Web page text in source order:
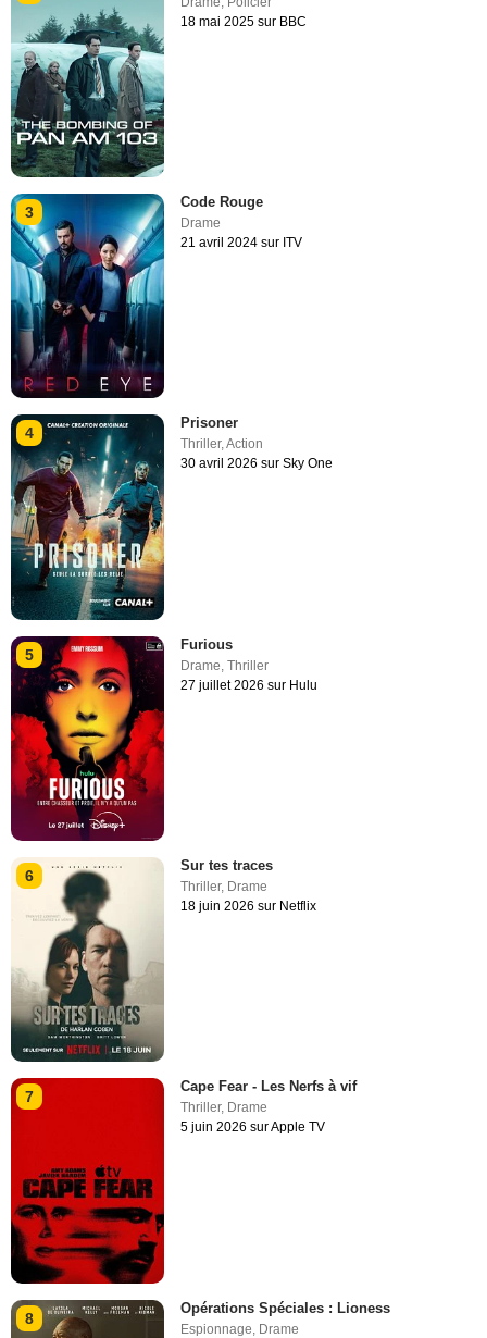
18 mai 2025 sur BBC
3
Code Rouge
Drame
21 avril 2024 sur ITV
4
Prisoner
Thriller,Action
30 avril 2026 sur Sky One
5
Furious
Drame ,Thriller
27 juillet 2026 sur Hulu
6
Sur tes traces
Thriller, Drame
18 juin 2026 sur Netflix
7
Cape Fear - Les Nerfs à vif
Thriller, Drame
5 juin 2026 sur Apple TV
8
Opérations Spéciales : Lioness
Espionnage Drame